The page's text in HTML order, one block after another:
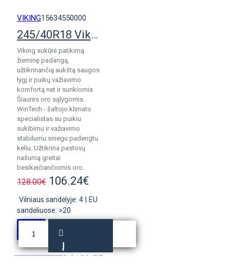
VIKING15634550000
245/40R18 Viking WinTech NewGen padanga
Viking sukūrė patikimą
žieminę padangą,
užtikrinančią aukštą saugos
lygį ir puikų važiavimo
komfortą net ir sunkiomis
Šiaurės oro sąlygomis.
WinTech - šaltojo klimato
specialistas su puikiu
sukibimu ir važiavimo
stabilumu sniegu padengtu
keliu. Užtikrina pastovų
našumą greitai
besikeičiančiomis oro..
128.00€ 106.24€
Vilniaus sandėlyje: 4
EU
sandėliuose: >20
Į
KREPŠELĮ